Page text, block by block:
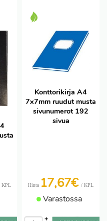
KPL
Konttorikirja A4
7x7mm ruudut musta
sivunumerot 192
sivua
Hinta 17,67€/ KPL
Varastossa
+